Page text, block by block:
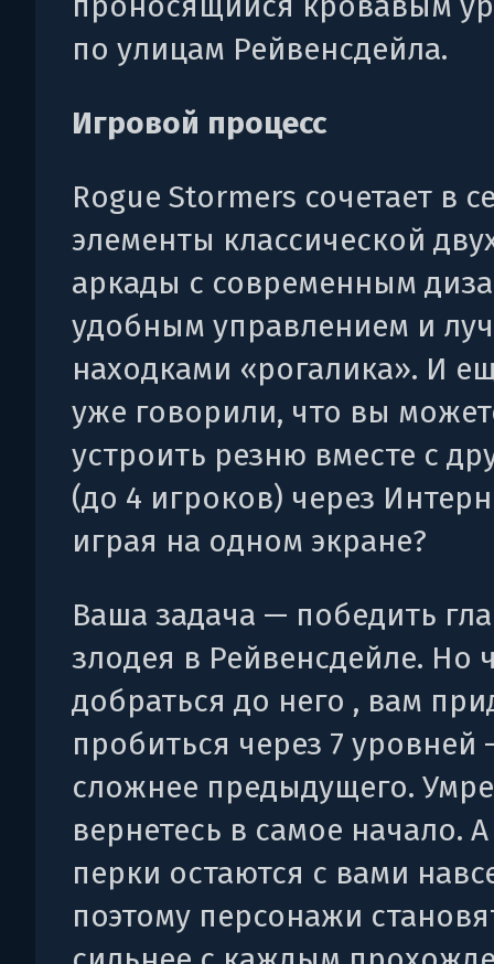
по улицам Рейвенсдейла.
Игровой процесс
Rogue Stormers сочетает в
элементы классической
аркады с современным
удобным управлением и
находками «рогалика». И
уже говорили, что вы
устроить резню вместе с
(до 4 игроков) через
играя на одном экране?
Ваша задача — победить
злодея в Рейвенсдейле. Но
добраться до него , вам
пробиться через 7
сложнее предыдущего.
вернетесь в самое начало.
перки остаются с вами
поэтому персонажи